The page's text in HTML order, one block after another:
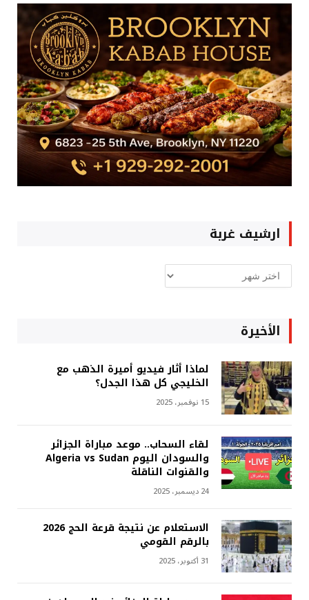
ارشيف غربة
ارشيف
غربة
الأخيرة
لماذا أثار فيديو أميرة الذهب مع
الخليجي كل هذا الجدل؟
15 نوفمبر، 2025
لقاء السحاب.. موعد مباراة الجزائر
والسودان اليوم Algeria vs Sudan
والقنوات الناقلة
24 ديسمبر، 2025
الاستعلام عن نتيجة قرعة الحج 2026
بالرقم القومي
31 أكتوبر، 2025